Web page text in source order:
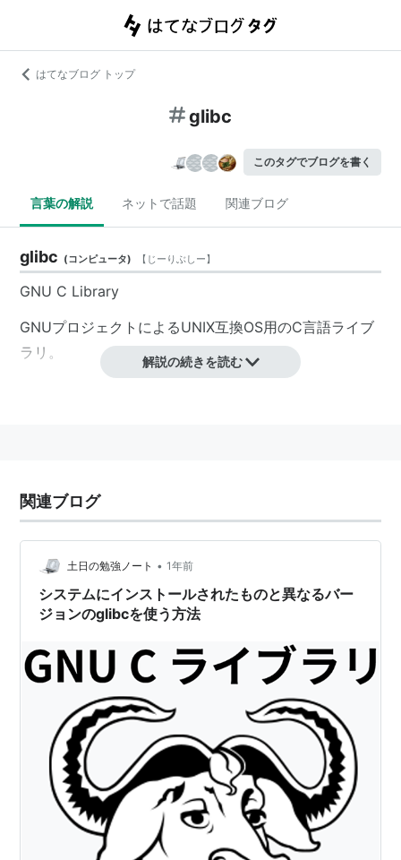
はてなブログ トップ
glibc
このタグでブログを書く
言葉の解説 ネットで話題 関連ブログ
glibc (コンピュータ) 【 じーりぶしー】
GNU C Library
GNUプロジェクトによるUNIX互換OS用のC言語ライブ
ラリ。
解説の続きを読む
関連ブログ
土日の勉強ノート • 1年前
システムにインストールされたものと異なるバー
ジョンのglibcを使う方法